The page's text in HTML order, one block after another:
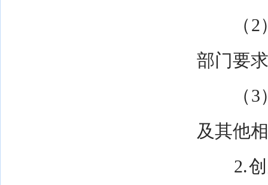
（2）
部门要
（3）
及其他
2.创新